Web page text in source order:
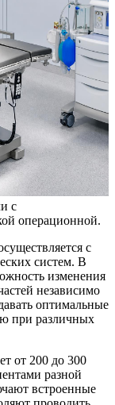
с
операционной.
с
систем. В
изменения
независимо
оптимальные
при различных
от 200 до 300
разной
встроенные